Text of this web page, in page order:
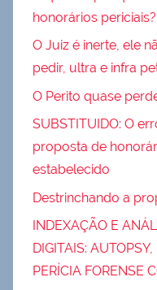
honorários periciais?
O Juiz é inerte, ele
pedir, ultra e infra
O Perito quase
SUBSTITUIDO: O
proposta de
estabelecido
Destrinchando a
INDEXAÇÃO E
DIGITAIS:
PERÍCIA FORENSE